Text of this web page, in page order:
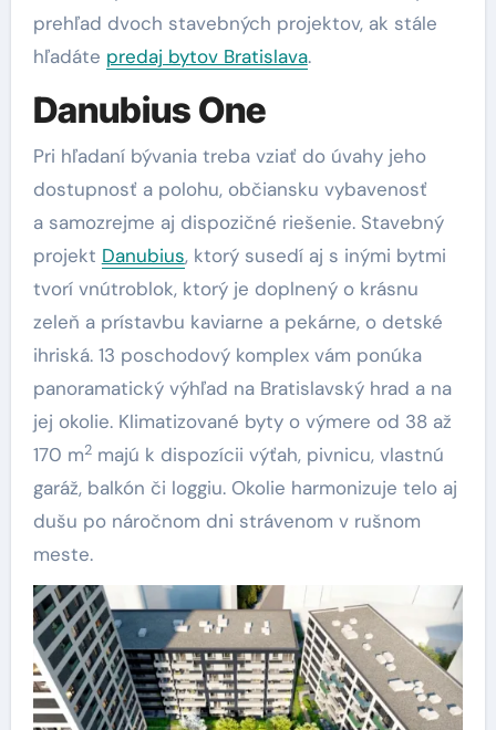
prehľad dvoch stavebných projektov, ak stále
hľadáte predaj bytov Bratislava.
Danubius One
Pri hľadaní bývania treba vziať do úvahy jeho
dostupnosť a polohu, občiansku vybavenosť
a samozrejme aj dispozičné riešenie. Stavebný
projekt Danubius, ktorý susedí aj s inými bytmi
tvorí vnútroblok, ktorý je doplnený o krásnu
zeleň a prístavbu kaviarne a pekárne, o detské
ihriská. 13 poschodový komplex vám ponúka
panoramatický výhľad na Bratislavský hrad a na
jej okolie. Klimatizované byty o výmere od 38 až
170 m2majú k dispozícii výťah, pivnicu, vlastnú
garáž, balkón či loggiu. Okolie harmonizuje telo aj
dušu po náročnom dni strávenom v rušnom
meste.